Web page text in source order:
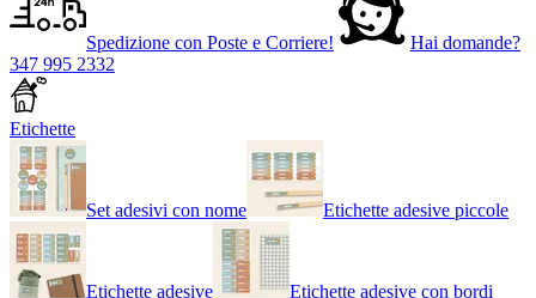
Spedizione con Poste e Corriere!
Hai domande?
347 995 2332
Etichette
Set adesivi con nome Etichette adesive piccole
Etichette adesive Etichette adesive con bordi